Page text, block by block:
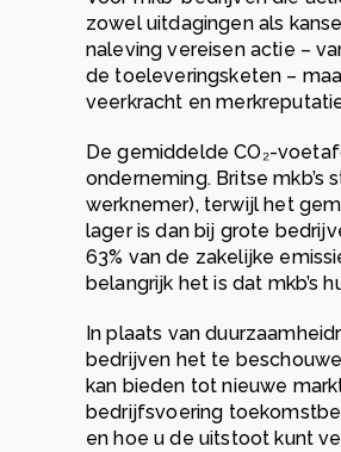
zowel uitdagingen als
naleving vereisen actie –
de toeleveringsketen –
veerkracht en
De gemiddelde CO₂-
onderneming. Britse mkb’s
werknemer), terwijl het
lager is dan bij grote
63% van de zakelijke
belangrijk het is dat mkb’s
In plaats van
bedrijven het te
kan bieden tot nieuwe
bedrijfsvoering
en hoe u de uitstoot kunt